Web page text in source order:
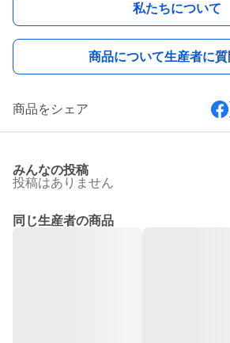
私たちについて
商品について生産者に質
商品をシェア
みんなの投稿
投稿はありません
同じ生産者の商品